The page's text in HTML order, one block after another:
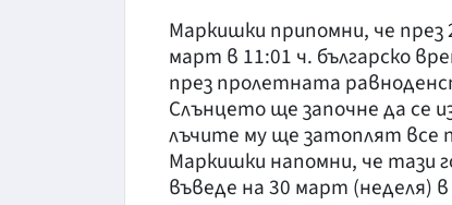
Маркишки припомни, че
март в 11:01 ч. българско
през пролетната
Слънцето ще започне да се
лъчите му ще затоплят все
Маркишки напомни, че тази
въведе на 30 март (неделя) в